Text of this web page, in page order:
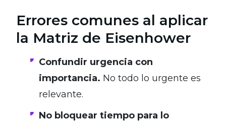
Errores comunes al aplicar
la Matriz de Eisenhower
Confundir urgencia con
importancia. No todo lo urgente es
relevante.
No bloquear tiempo para lo